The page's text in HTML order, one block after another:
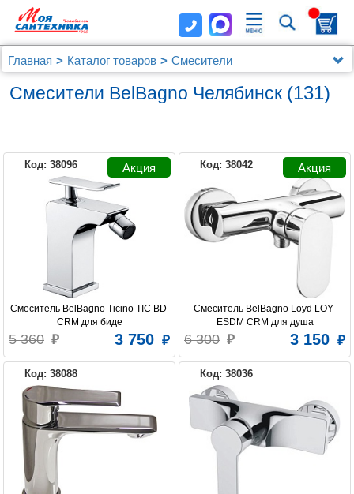
Главная Каталог товаров
Смесители
Смесители BelBagno
Смесители BelBagno Челябинск (131)
BELBAGNO
Код: 38096
Смеситель BelBagno Ticino TIC BD
CRM для биде
5 360 3 750
Код: 38042
Смеситель BelBagno Loyd LOY
ESDM CRM для душа
6 300 3 150
Код: 38088 Код: 38036